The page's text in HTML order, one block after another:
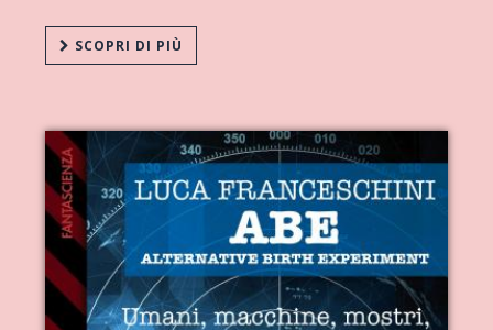
SCOPRI DI PIÙ